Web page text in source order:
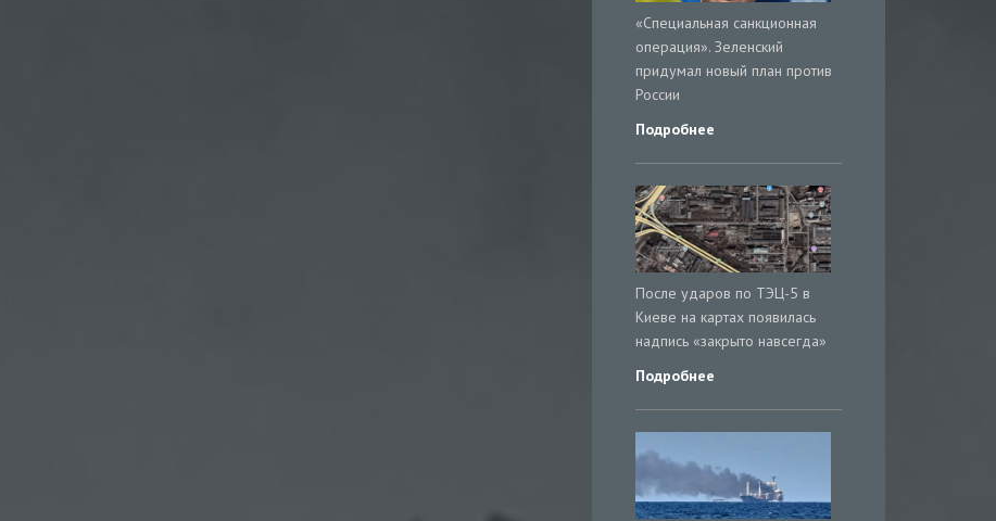
«Специальная санкционная
операция». Зеленский
придумал новый план против
России
Подробнее
После ударов по ТЭЦ-5 в
Киеве на картах появилась
надпись «закрыто навсегда»
Подробнее